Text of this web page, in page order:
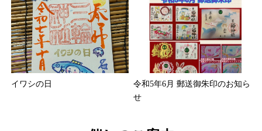
イワシの日
令和5年6月 郵送御朱印のお知ら
せ